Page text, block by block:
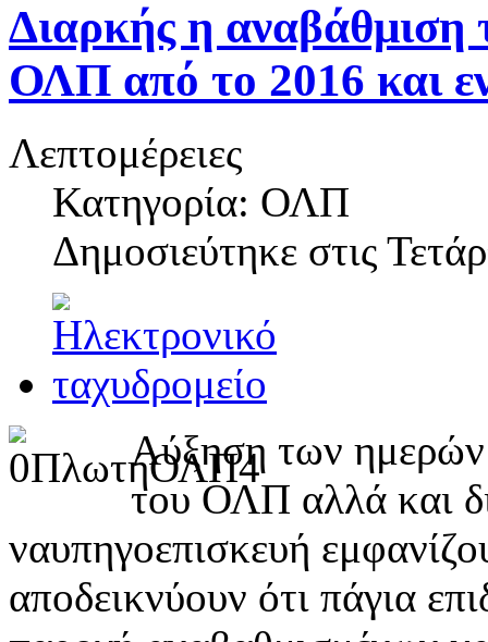
Διαρκής η αναβάθμιση
ΟΛΠ από το 2016 και
Λεπτομέρειες
Κατηγορία: ΟΛΠ
Δημοσιεύτηκε στις
Αύξηση των ημερών
του ΟΛΠ αλλά και
ναυπηγοεπισκευή
αποδεικνύουν ότι πάγια